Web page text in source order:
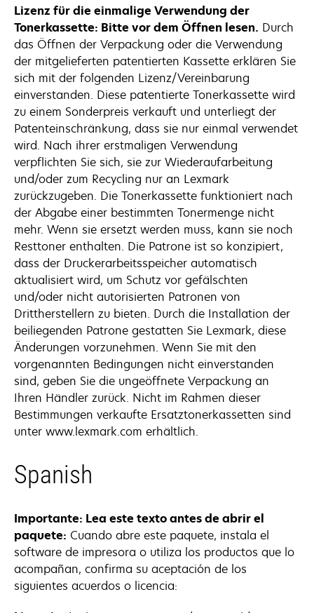
Lizenz für die einmalige Verwendung der
Tonerkassette: Bitte vor dem Öffnen lesen. Durch
das Öffnen der Verpackung oder die Verwendung
der mitgelieferten patentierten Kassette erklären Sie
sich mit der folgenden Lizenz/Vereinbarung
einverstanden. Diese patentierte Tonerkassette wird
zu einem Sonderpreis verkauft und unterliegt der
Patenteinschränkung, dass sie nur einmal verwendet
wird. Nach ihrer erstmaligen Verwendung
verpflichten Sie sich, sie zur Wiederaufarbeitung
und/oder zum Recycling nur an Lexmark
zurückzugeben. Die Tonerkassette funktioniert nach
der Abgabe einer bestimmten Tonermenge nicht
mehr. Wenn sie ersetzt werden muss, kann sie noch
Resttoner enthalten. Die Patrone ist so konzipiert,
dass der Druckerarbeitsspeicher automatisch
aktualisiert wird, um Schutz vor gefälschten
und/oder nicht autorisierten Patronen von
Drittherstellern zu bieten. Durch die Installation der
beiliegenden Patrone gestatten Sie Lexmark, diese
Änderungen vorzunehmen. Wenn Sie mit den
vorgenannten Bedingungen nicht einverstanden
sind, geben Sie die ungeöffnete Verpackung an
Ihren Händler zurück. Nicht im Rahmen dieser
Bestimmungen verkaufte Ersatztonerkassetten sind
unter www.lexmark.com erhältlich.
Spanish
Importante: Lea este texto antes de abrir el
paquete: Cuando abre este paquete, instala el
software de impresora o utiliza los productos que lo
acompañan, confirma su aceptación de los
siguientes acuerdos o licencia: